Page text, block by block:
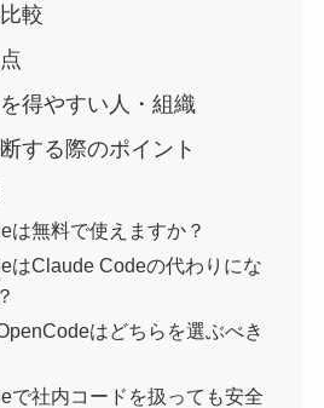
較
得やすい人・組織
する際のポイント
は無料で使えますか？
はClaude Codeの代わりにな
はどちらを選ぶべき
で社内コードを扱っても安全